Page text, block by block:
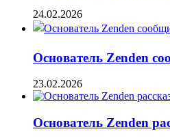
24.02.2026
Основатель Zenden
23.02.2026
Основатель Zenden